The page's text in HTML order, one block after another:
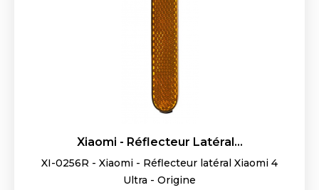
Xiaomi - Réflecteur Latéral...
XI-0256R - Xiaomi - Réflecteur latéral Xiaomi 4
Ultra - Origine